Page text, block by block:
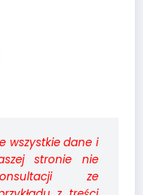
wszystkie dane i
stronie nie
ze